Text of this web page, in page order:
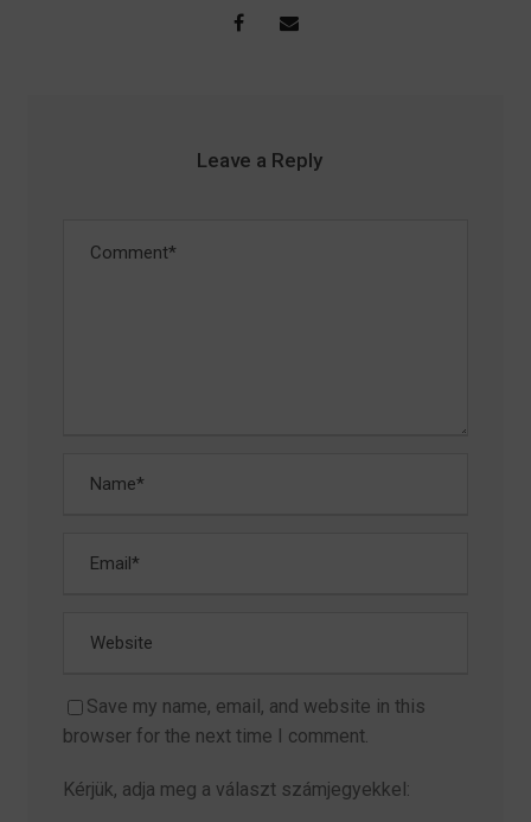
Leave a Reply
Save my name, email, and website in this
browser for the next time I comment.
Kérjük, adja meg a választ számjegyekkel: